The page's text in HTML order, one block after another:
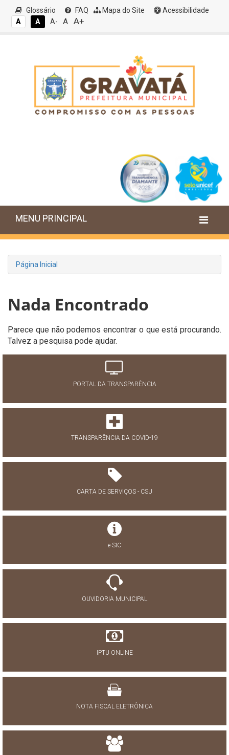
Glossário FAQ Mapa do Site
Acessibilidade
A
A A- A A+
MENU PRINCIPAL
Página Inicial
Nada Encontrado
Parece que não podemos encontrar o que está procurando.
Talvez a pesquisa pode ajudar.
PORTAL DA TRANSPARÊNCIA
TRANSPARÊNCIA DA COVID-19
CARTA DE SERVIÇOS - CSU
e-SIC
OUVIDORIA MUNICIPAL
IPTU ONLINE
NOTA FISCAL ELETRÔNICA